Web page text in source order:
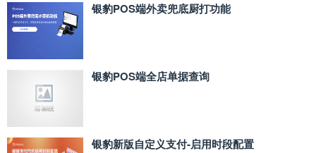
银豹POS端外卖兜底厨打功能
银豹POS端全店单据查询
银豹新版自定义支付‑启用时段配置